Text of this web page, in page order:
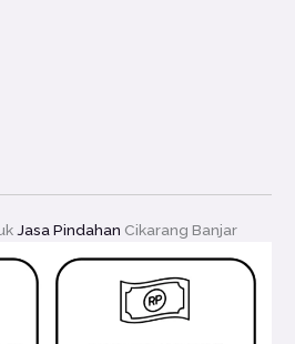
Jasa Pindahan Cikarang Banjar